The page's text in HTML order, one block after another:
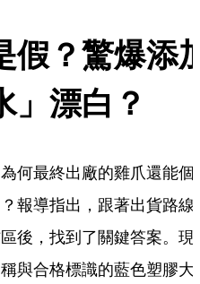
假？驚爆添
」漂白？
何最終出廠的雞爪還能個
報導指出，跟著出貨路線
後，找到了關鍵答案。現
與合格標識的藍色塑膠大